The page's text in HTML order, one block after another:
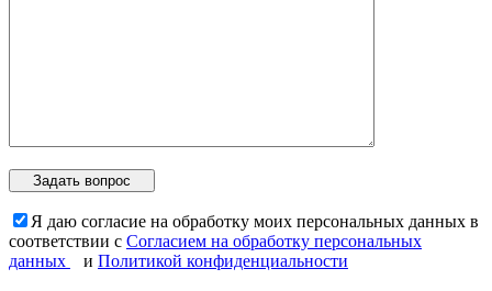
Я даю согласие на обработку моих персональных данных в
соответствии с Согласием на обработку персональных
данных
и Политикой конфиденциальности